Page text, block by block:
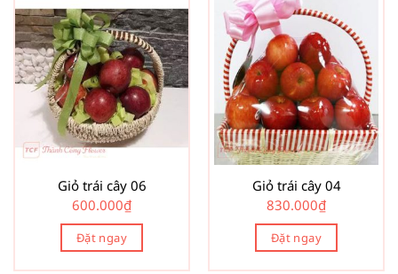
Giỏ trái cây 06
600.000₫
Đặt ngay
Giỏ trái cây 04
830.000₫
Đặt ngay